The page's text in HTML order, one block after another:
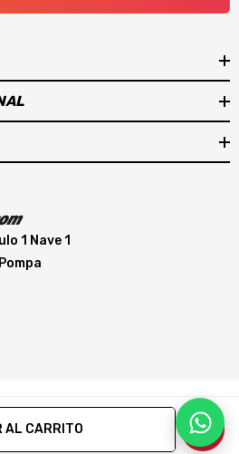
AL CARRITO
1 Nave 1
© 2026 Llantas24. com